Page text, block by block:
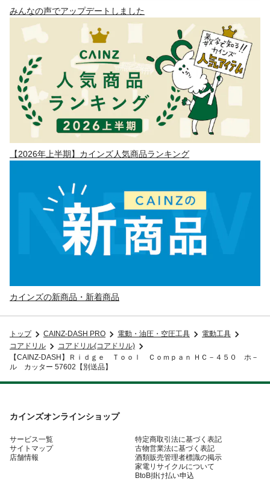
みんなの声でアップデートしました
【2026年上半期】カインズ人気商品ランキング
カインズの新商品・新着商品
トップ CAINZ-DASH PRO 電動・油圧・空圧工具
電動工具
コアドリル
コアドリル(コアドリル)
【CAINZ-DASH】Ｒｉｄｇｅ Ｔｏｏｌ Ｃｏｍｐａｎ ＨＣ－４５０ ホ－
ル カッター 57602【別送品】
カインズオンラインショップ
サービス一覧
サイトマップ
店舗情報
特定商取引法に基づく表記
古物営業法に基づく表記
酒類販売管理者標識の掲示
家電リサイクルについて
BtoB掛け払い申込